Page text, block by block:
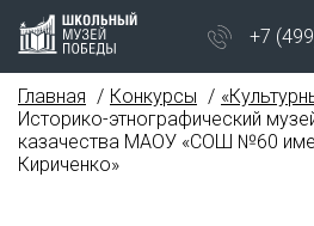
+7
Главная Конкурсы
Историко-этнографический
казачества МАОУ «СОШ №60
Кириченко»